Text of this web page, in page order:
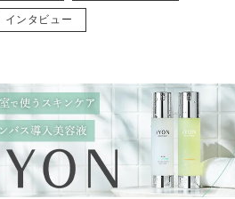
インタビュー